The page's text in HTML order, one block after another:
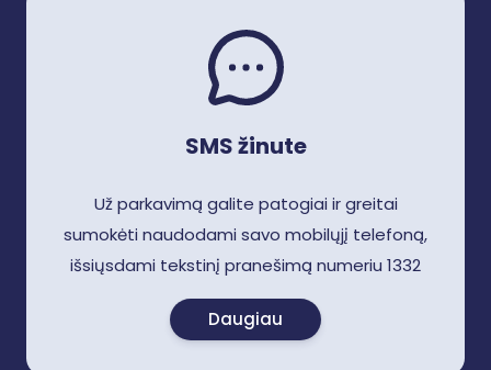
SMS žinute
Už parkavimą galite patogiai ir greitai
sumokėti naudodami savo mobilųjį telefoną,
išsiųsdami tekstinį pranešimą numeriu 1332
Daugiau